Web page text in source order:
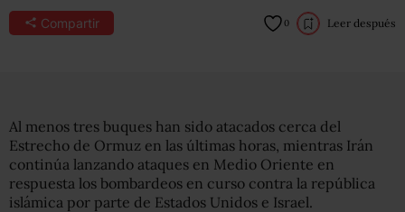
Compartir 0 Leer después
Al menos tres buques han sido atacados cerca del
Estrecho de Ormuz en las últimas horas, mientras Irán
continúa lanzando ataques en Medio Oriente en
respuesta los bombardeos en curso contra la república
islámica por parte de Estados Unidos e Israel.